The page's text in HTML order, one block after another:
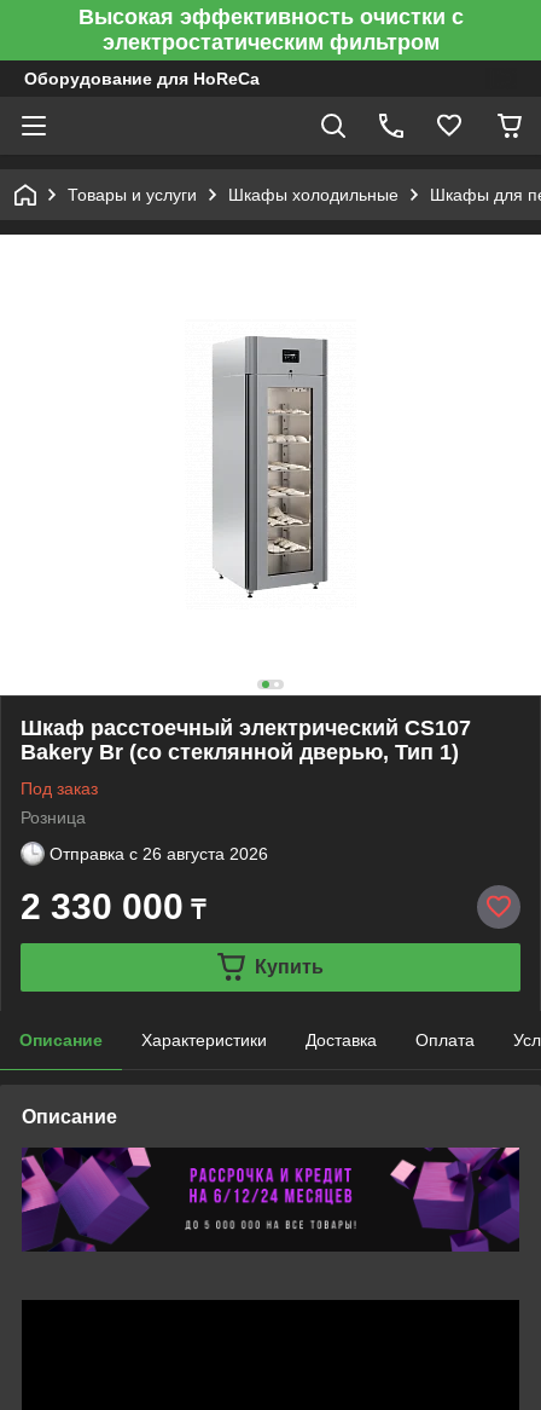
Высокая эффективность очистки с
электростатическим фильтром
Оборудование для HoReCa
Товары и услуги Шкафы холодильные Шкафы для
Шкаф расстоечный электрический CS107
Bakery Br (со стеклянной дверью, Тип 1)
Под заказ
Розница
Отправка с 26 августа 2026
2 330 000 ₸
Купить
Описание Характеристики Доставка Оплата
Описание